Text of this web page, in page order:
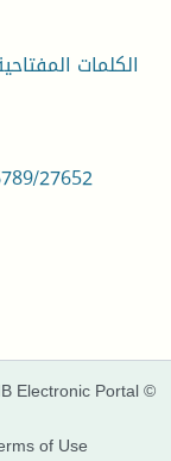
الكلمات
27652
Electronic Portal ©
of Use